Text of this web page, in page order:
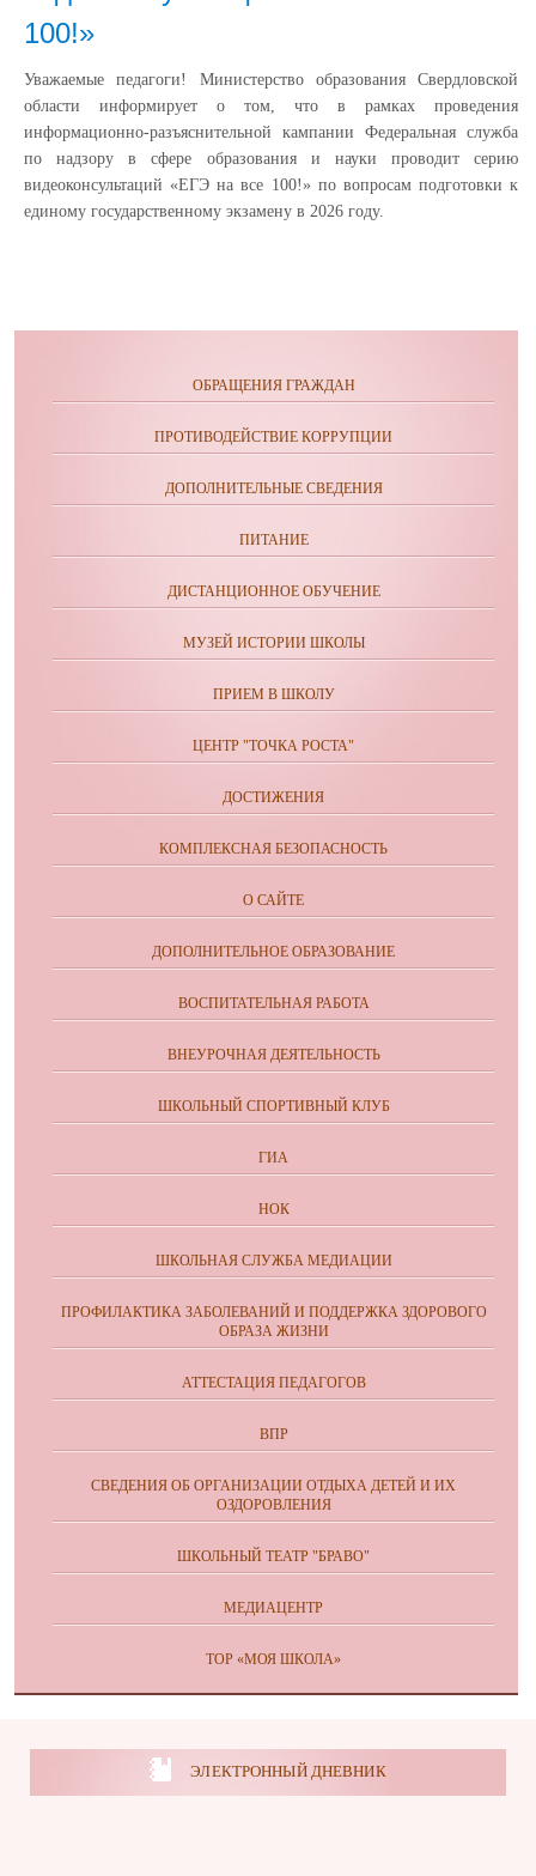
100!»
Уважаемые педагоги! Министерство образования Свердловской
области информирует о том, что в рамках проведения
информационно-разъяснительной кампании Федеральная служба
по надзору в сфере образования и науки проводит серию
видеоконсультаций «ЕГЭ на все 100!» по вопросам подготовки к
единому государственному экзамену в 2026 году.
ОБРАЩЕНИЯ ГРАЖДАН
ПРОТИВОДЕЙСТВИЕ КОРРУПЦИИ
ДОПОЛНИТЕЛЬНЫЕ СВЕДЕНИЯ
ПИТАНИЕ
ДИСТАНЦИОННОЕ ОБУЧЕНИЕ
МУЗЕЙ ИСТОРИИ ШКОЛЫ
ПРИЕМ В ШКОЛУ
ЦЕНТР "ТОЧКА РОСТА"
ДОСТИЖЕНИЯ
КОМПЛЕКСНАЯ БЕЗОПАСНОСТЬ
О САЙТЕ
ДОПОЛНИТЕЛЬНОЕ ОБРАЗОВАНИЕ
ВОСПИТАТЕЛЬНАЯ РАБОТА
ВНЕУРОЧНАЯ ДЕЯТЕЛЬНОСТЬ
ШКОЛЬНЫЙ СПОРТИВНЫЙ КЛУБ
ГИА
НОК
ШКОЛЬНАЯ СЛУЖБА МЕДИАЦИИ
ПРОФИЛАКТИКА ЗАБОЛЕВАНИЙ И ПОДДЕРЖКА ЗДОРОВОГО
ОБРАЗА ЖИЗНИ
АТТЕСТАЦИЯ ПЕДАГОГОВ
ВПР
СВЕДЕНИЯ ОБ ОРГАНИЗАЦИИ ОТДЫХА ДЕТЕЙ И ИХ
ОЗДОРОВЛЕНИЯ
ШКОЛЬНЫЙ ТЕАТР "БРАВО"
МЕДИАЦЕНТР
ТОР «МОЯ ШКОЛА»
ЭЛЕКТРОННЫЙ ДНЕВНИК